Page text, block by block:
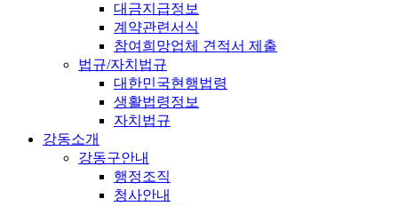
대금지급정보
계약관련서식
참여희망업체 견적서 제출
법규/자치법규
대한민국현행법령
생활법령정보
자치법규
강동소개
강동구안내
행정조직
청사안내